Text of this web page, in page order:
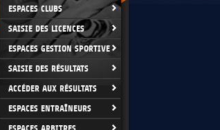
ESPACES CLUBS
SAISIE DES LICENCES
ESPACES GESTION SPORTIVE
SAISIE DES RÉSULTATS
ACCÉDER AUX RÉSULTATS
ESPACES ENTRAÎNEURS